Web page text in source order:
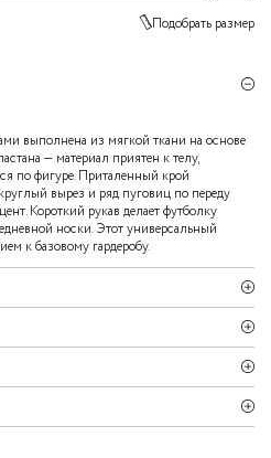
Подобрать размер
выполнена из мягкой ткани на основе
— материал приятен к телу,
по фигуре. Приталенный крой
вырез и ряд пуговиц по переду
Короткий рукав делает футболку
носки. Этот универсальный
к базовому гардеробу.